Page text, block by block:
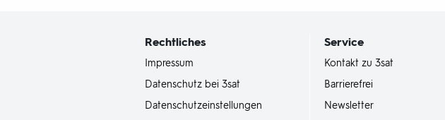
Rechtliches
Impressum
Datenschutz bei 3sat
Datenschutzeinstellungen
Service
Kontakt zu 3sat
Barrierefrei
Newsletter